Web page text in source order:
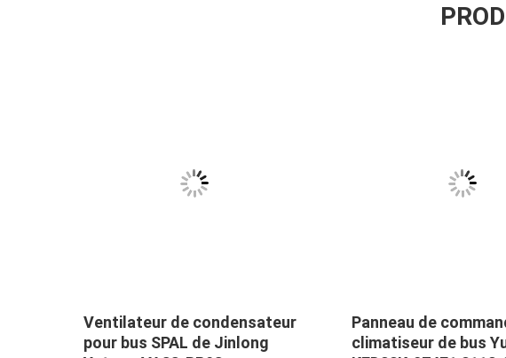
Ventilateur de condensateur
pour bus SPAL de Jinlong
Panneau de
climatiseur de bus